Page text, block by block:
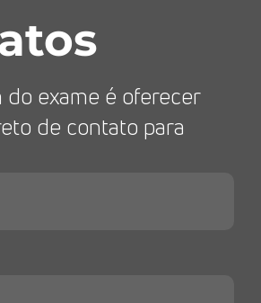
do exame é oferecer
de contato para